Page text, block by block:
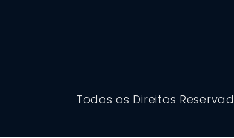
Todos os Direitos